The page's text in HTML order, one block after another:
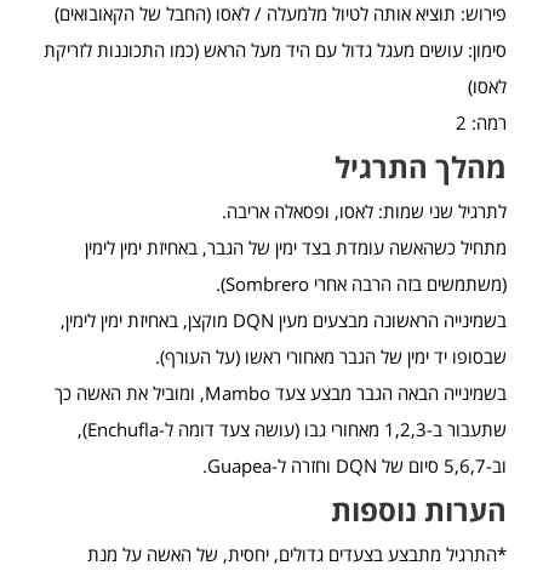
פירוש: תוציא אותה לטיול מלמעלה / לאסו (החבל של הקאובואים)
סימון: עושים מעגל גדול עם היד מעל הראש (כמו התכוננות לזריקת
לאסו)
רמה: 2
מהלך התרגיל
לתרגיל שני שמות: לאסו, ופסאלה אריבה.
מתחיל כשהאשה עומדת בצד ימין של הגבר, באחיזת ימין לימין
(משתמשים בזה הרבה אחרי Sombrero).
בשמינייה הראשונה מבצעים מעין DQN מוקצן, באחיזת ימין לימין,
שבסופו יד ימין של הגבר מאחורי ראשו (על העורף).
בשמינייה הבאה הגבר מבצע צעד Mambo, ומוביל את האשה כך
שתעבור ב-1,2,3 מאחורי גבו (עושה צעד דומה ל-Enchufla),
וב-5,6,7 סיום של DQN וחזרה ל-Guapea.
הערות נוספות
*התרגיל מתבצע בצעדים גדולים, יחסית, של האשה על מנת